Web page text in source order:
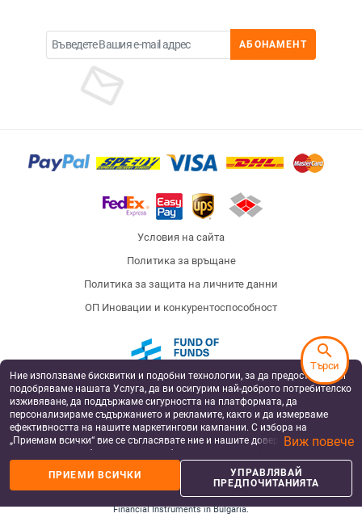
АБОНАМЕНТ
Условия на сайта
Политика за връщане
Политика за защита на личните данни
ОП Иновации и конкурентоспособност
Fund of Funds
European Regional Development Fund
Operational Programme Innovation and
Competitiveness
Badu has been supported by Silverline Capital, a private equity fund, co-financed by the
by the European Structural and Investment Funds under the operational program
“Innovation and Competitiveness 2014-2020”, managed by the Fund Manager of
Financial Instruments in Bulgaria.
Ние използваме бисквитки и подобни технологии, за да предоставяме и
подобряваме нашата Услуга, да ви осигурим най-доброто потребителско
изживяване, да поддържаме сигурността на платформата, да
персонализираме съдържанието и рекламите, както и да измерваме
ефективността на нашите маркетингови кампании. С избора на
„Приемам всички“ вие се съгласявате ние и нашите доверени партньори
да съхраняваме бисквитки и подобни технологии на вашето устройство
за рекламни и аналитични цели. Можете по всяко време да управлявате
своите предпочитания, като натиснете „Управлявай предпочитанията“.
За повече информация, моля, вижте нашата
данните.
Виж повече
ПРИЕМИ ВСИЧКИ
УПРАВЛЯВАЙ
ПРЕДПОЧИТАНИЯТА
search
Търси